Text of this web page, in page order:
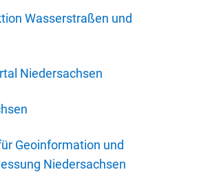
Wasserstraßen und
Niedersachsen
Geoinformation und
Niedersachsen